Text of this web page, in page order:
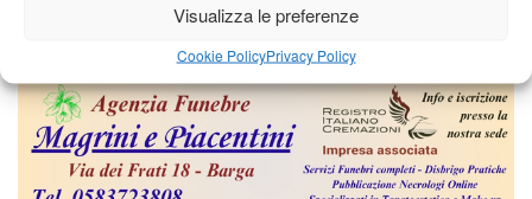
Visualizza le preferenze
Cookie PolicyPrivacy Policy